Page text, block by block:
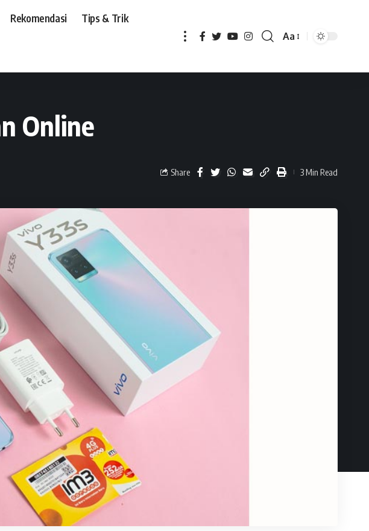
Rekomendasi Tips & Trik
Aa
Online
Share 3 Min Read